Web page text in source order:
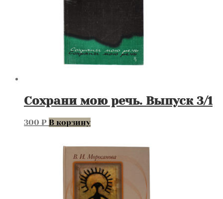
Сохрани мою речь. Выпуск 3/1
300 ₽ В корзину